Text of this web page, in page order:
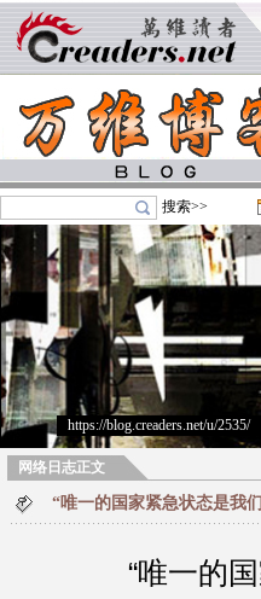
搜索>>
https://blog.creaders.net/u/2535/>
网络日志正文
“唯一的国家紧急状态是我
“唯一的